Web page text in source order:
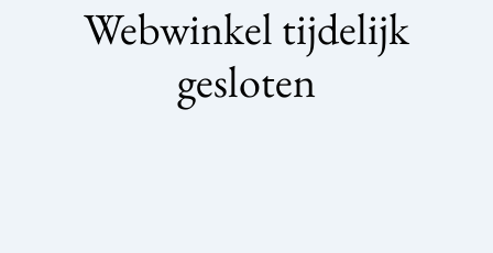
Webwinkel tijdelijk
gesloten